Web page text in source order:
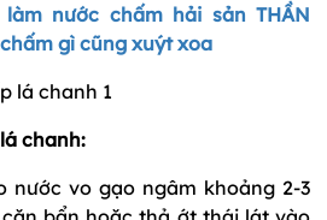
làm nước chấm hải sản THẦN
gì cũng xuýt xoa
chanh:
nước vo gạo ngâm khoảng 2-3